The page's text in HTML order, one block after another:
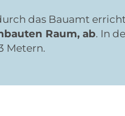
das Bauamt
Raum, ab. In
Metern.